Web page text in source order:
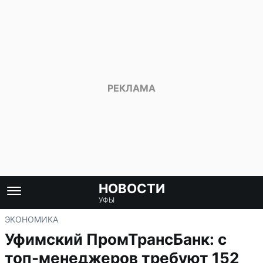
НОВОСТИ
УФЫ
ЭКОНОМИКА
Уфимский ПромТрансБанк: с
топ-менеджеров требуют 152